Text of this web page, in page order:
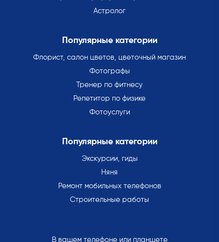
Астролог
Популярные категории
Флорист, салон цветов, цветочный магазин
Фотографы
Тренер по фитнесу
Репетитор по физике
Фотоуслуги
Популярные категории
Экскурсии, гиды
Няня
Ремонт мобильных телефонов
Строительные работы
В вашем телефоне или планшете